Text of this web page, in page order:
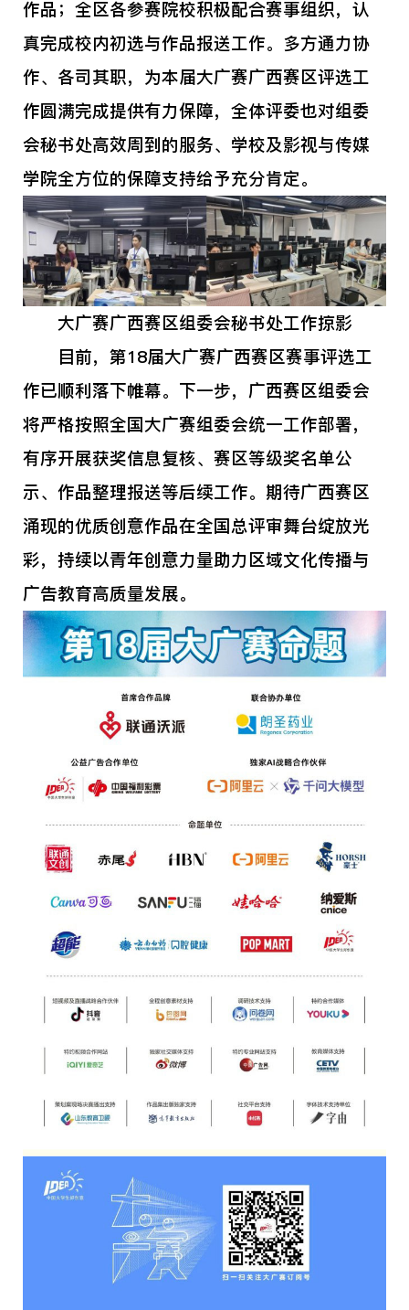
作品；全区各参赛院校积极配合赛事组织，认
真完成校内初选与作品报送工作。多方通力协
作、各司其职，为本届大广赛广西赛区评选工
作圆满完成提供有力保障，全体评委也对组委
会秘书处高效周到的服务、学校及影视与传媒
学院全方位的保障支持给予充分肯定。
大广赛广西赛区组委会秘书处工作掠影
目前，第18届大广赛广西赛区赛事评选工
作已顺利落下帷幕。下一步，广西赛区组委会
将严格按照全国大广赛组委会统一工作部署，
有序开展获奖信息复核、赛区等级奖名单公
示、作品整理报送等后续工作。期待广西赛区
涌现的优质创意作品在全国总评审舞台绽放光
彩，持续以青年创意力量助力区域文化传播与
广告教育高质量发展。